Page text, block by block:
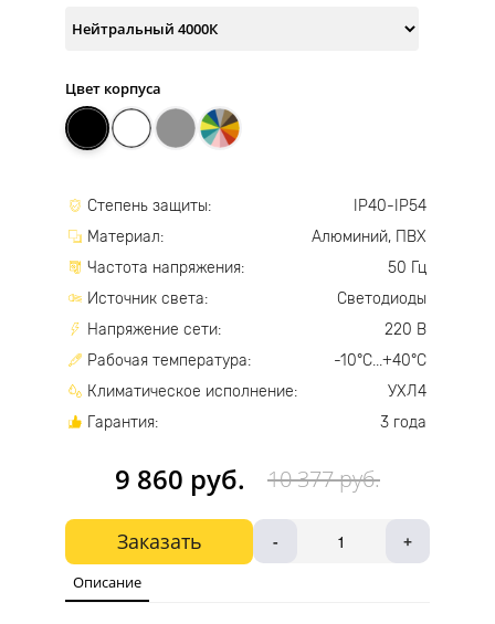
9 860 руб. 10 377 руб.
Заказать - +
Цвет корпуса
Степень защиты:
IP40-IP54
Материал:
Алюминий, ПВХ
Частота напряжения:
50 Гц
Источник света:
Светодиоды
Напряжение сети:
220 В
Рабочая температура:
-10°С...+40°С
Климатическое исполнение:
УХЛ4
Гарантия:
3 года
Описание